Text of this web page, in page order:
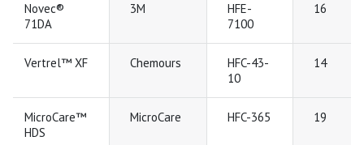
Novec®
71DA
3M
HFE-
7100
16
Vertrel™ XF Chemours
HFC-43-
10
14
MicroCare™
HDS
MicroCare HFC-365 19